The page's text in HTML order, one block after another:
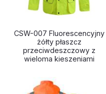
CSW-007 Fluorescencyjny
żółty płaszcz
przeciwdeszczowy z
wieloma kieszeniami